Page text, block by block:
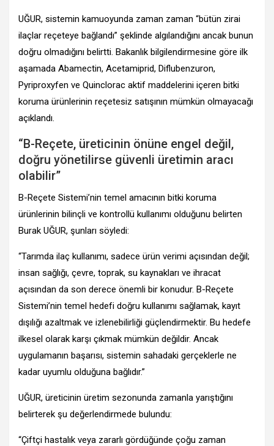
UĞUR, sistemin kamuoyunda zaman zaman “bütün zirai
ilaçlar reçeteye bağlandı” şeklinde algılandığını ancak bunun
doğru olmadığını belirtti. Bakanlık bilgilendirmesine göre ilk
aşamada Abamectin, Acetamiprid, Diflubenzuron,
Pyriproxyfen ve Quinclorac aktif maddelerini içeren bitki
koruma ürünlerinin reçetesiz satışının mümkün olmayacağı
açıklandı.
“B-Reçete, üreticinin önüne engel değil,
doğru yönetilirse güvenli üretimin aracı
olabilir”
B-Reçete Sistemi’nin temel amacının bitki koruma
ürünlerinin bilinçli ve kontrollü kullanımı olduğunu belirten
Burak UĞUR, şunları söyledi:
“Tarımda ilaç kullanımı, sadece ürün verimi açısından değil;
insan sağlığı, çevre, toprak, su kaynakları ve ihracat
açısından da son derece önemli bir konudur. B-Reçete
Sistemi’nin temel hedefi doğru kullanımı sağlamak, kayıt
dışılığı azaltmak ve izlenebilirliği güçlendirmektir. Bu hedefe
ilkesel olarak karşı çıkmak mümkün değildir. Ancak
uygulamanın başarısı, sistemin sahadaki gerçeklerle ne
kadar uyumlu olduğuna bağlıdır.”
UĞUR, üreticinin üretim sezonunda zamanla yarıştığını
belirterek şu değerlendirmede bulundu:
“Çiftçi hastalık veya zararlı gördüğünde çoğu zaman